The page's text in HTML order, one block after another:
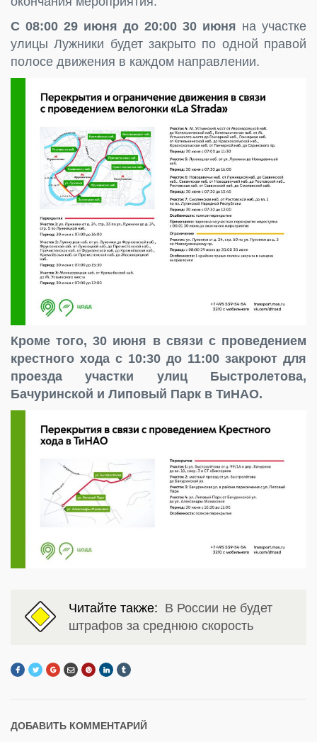
С 08:00 29 июня до 20:00 30 июня на участке
улицы Лужники будет закрыто по одной правой
полосе движения в каждом направлении.
Кроме того, 30 июня в связи с проведением
крестного хода с 10:30 до 11:00 закроют для
проезда участки улиц Быстролетова,
Бачуринской и Липовый Парк в ТиНАО.
Читайте также: В России не будет
штрафов за среднюю скорость
ДОБАВИТЬ КОММЕНТАРИЙ